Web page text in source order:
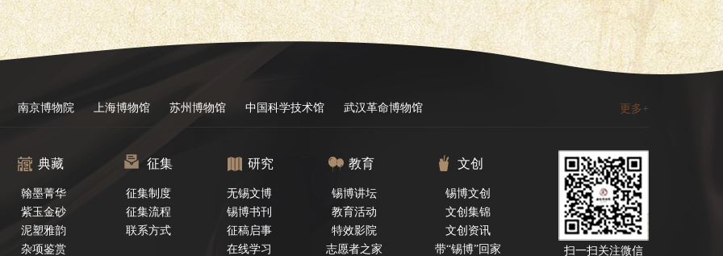
更多+
南京博物院 上海博物馆 苏州博物馆 中国科学技术馆 武汉革命博物馆
典藏
翰墨菁华
紫玉金砂
泥塑雅韵
杂项鉴赏
征集
征集制度
征集流程
联系方式
研究
无锡文博
锡博书刊
征稿启事
在线学习
教育
锡博讲坛
教育活动
特效影院
志愿者之家
文创
锡博文创
文创集锦
文创资讯
带“锡博”回家
扫一扫关注微信